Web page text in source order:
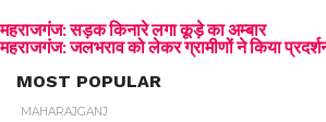
महराजगंज: सड़क किनारे लगा कूड़े का अम्बार
महराजगंज: जलभराव को लेकर ग्रामीणों ने किया
MOST POPULAR
MAHARAJGANJ